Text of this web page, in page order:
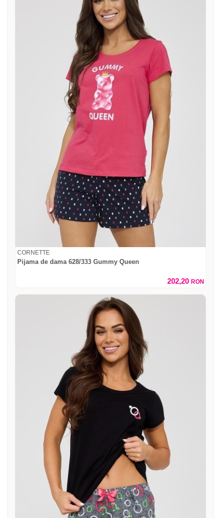
CORNETTE
Pijama de dama 628/333 Gummy Queen
202,20 RON